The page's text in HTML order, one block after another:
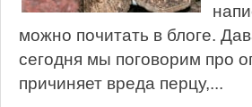
можно почитать в блоге.
сегодня мы поговорим про
причиняет вреда перцу,...